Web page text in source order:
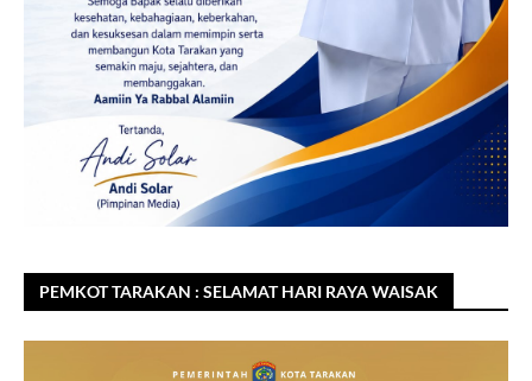
PEMKOT TARAKAN : SELAMAT HARI RAYA WAISAK